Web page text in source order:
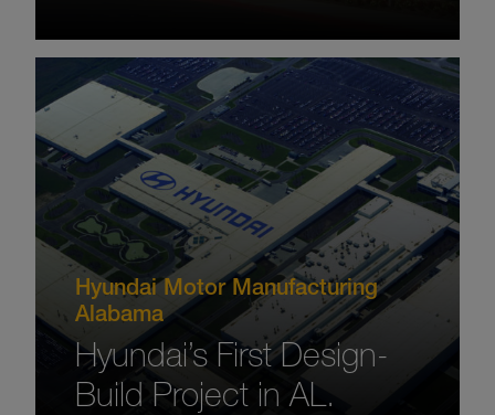
Hyundai Motor Manufacturing
Alabama
Hyundai’s First Design-
Build Project in AL.